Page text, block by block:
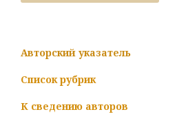
Авторский указатель
Список рубрик
К сведению авторов